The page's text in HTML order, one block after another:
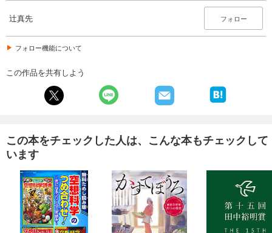
辻真先 フォロー
フォロー機能について
この作品を共有しよう
この本をチェックした人は、こんな本もチェックして
います